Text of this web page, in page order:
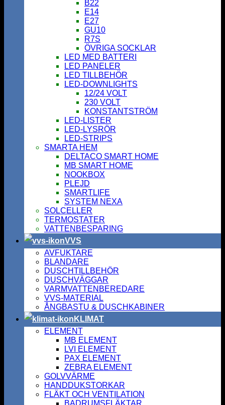
B22
E14
E27
GU10
R7S
ÖVRIGA SOCKLAR
LED MED BATTERI
LED PANELER
LED TILLBEHÖR
LED-DOWNLIGHTS
12/24 VOLT
230 VOLT
KONSTANTSTRÖM
LED-LISTER
LED-LYSRÖR
LED-STRIPS
SMARTA HEM
DELTACO SMART HOME
MB SMART HOME
NOOKBOX
PLEJD
SMARTLIFE
SYSTEM NEXA
SOLCELLER
TERMOSTATER
VATTENBESPARING
VVS
AVFUKTARE
BLANDARE
DUSCHTILLBEHÖR
DUSCHVÄGGAR
VARMVATTENBEREDARE
VVS-MATERIAL
ÅNGBASTU & DUSCHKABINER
KLIMAT
ELEMENT
MB ELEMENT
LVI ELEMENT
PAX ELEMENT
ZEBRA ELEMENT
GOLVVÄRME
HANDDUKSTORKAR
FLÄKT OCH VENTILATION
BADRUMSFLÄKTAR